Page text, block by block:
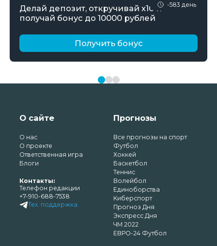
-583 день
Делай депозит, откручивай х10 и
получай бонус до 10000 рублей
Получить бонус
О сайте
О нас
О проекте
Ответственная игра
Блоги
Контакты:
Телефон редакции
+7-910-688-7538
Тех. поддержка
Прогнозы
Все прогнозы на спорт
Футбол
Хоккей
Баскетбол
Теннис
Волейбол
Единоборства
Киберспорт
Прогноз Дня
Экспресс Дня
ЧМ 2022
ЕВРО-24 Футбол